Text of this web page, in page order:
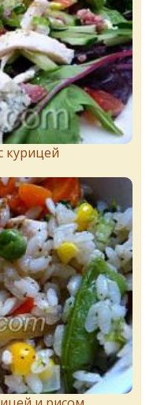
курицей